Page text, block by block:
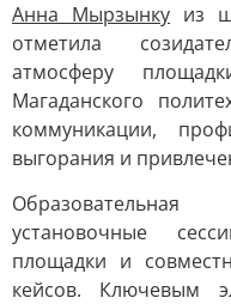
Анна Мырзынку из
отметила
атмосферу
Магаданского
коммуникации,
выгорания и
установочные
площадки и
кейсов. Ключевым